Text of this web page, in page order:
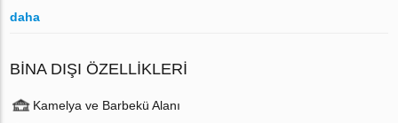
daha
BINA DIŞI ÖZELLIKLERI
Kamelya ve Barbekü Alanı